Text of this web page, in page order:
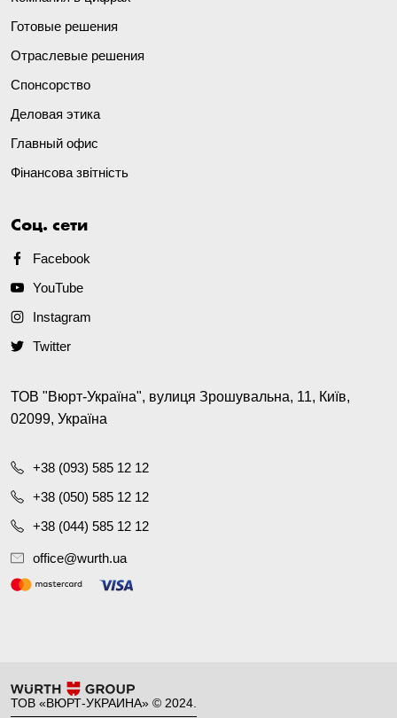
Готовые решения
Отраслевые решения
Спонсорство
Деловая этика
Главный офис
Фінансова звітність
Соц. сети
Facebook
YouTube
Instagram
Twitter
ТОВ "Вюрт-Україна", вулиця Зрошувальна, 11, Київ,
02099, Україна
+38 (093) 585 12 12
+38 (050) 585 12 12
+38 (044) 585 12 12
office@wurth.ua
ТОВ «ВЮРТ-УКРАИНА» © 2024.